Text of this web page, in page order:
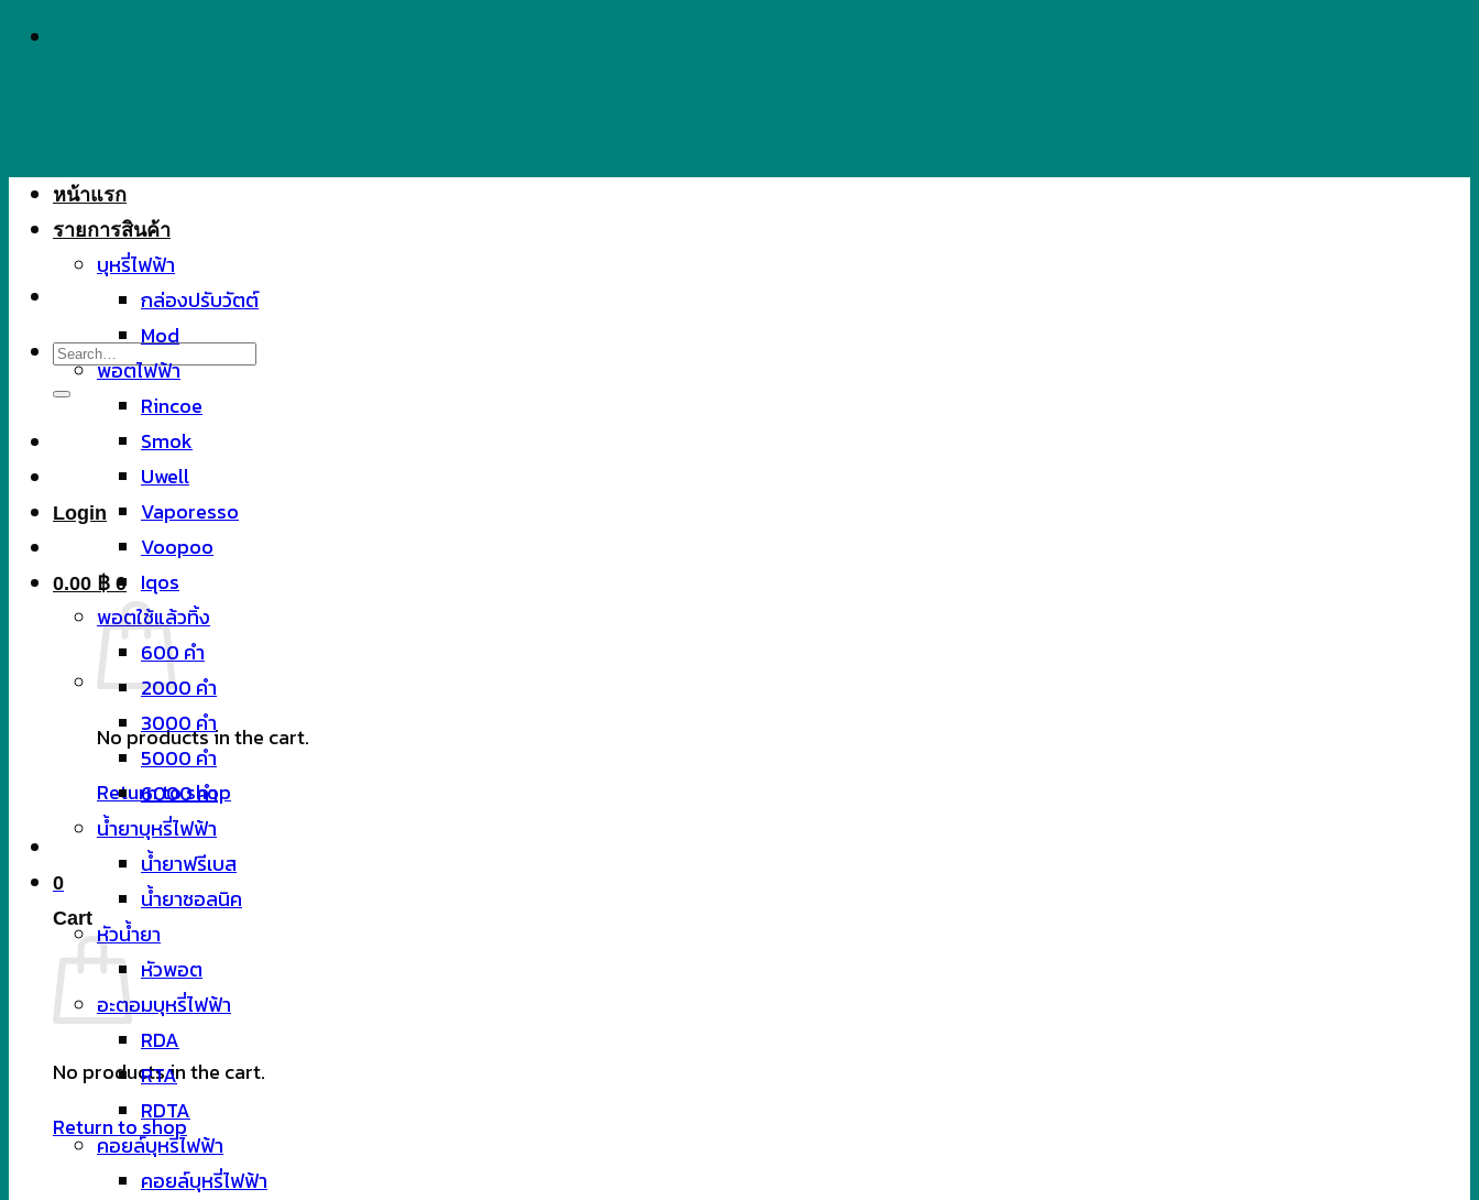
Skip
Search
for:
Login
0.00 ฿ 0
No products in the cart.
Return to shop
0
Cart
No products in the cart.
Return to shop
หน้าแรก
รายการสินค้า
บุหรี่ไฟฟ้า
กล่องปรับวัตต์
Mod
พอตไฟฟ้า
Rincoe
Smok
Uwell
Vaporesso
Voopoo
Iqos
พอตใช้แล้วทิ้ง
600 คำ
2000 คำ
3000 คำ
5000 คำ
6000 คำ
น้ำยาบุหรี่ไฟฟ้า
น้ำยาฟรีเบส
น้ำยาซอลนิค
หัวน้ำยา
หัวพอต
อะตอมบุหรี่ไฟฟ้า
RDA
RTA
RDTA
คอยล์บุหรี่ไฟฟ้า
คอยล์บุหรี่ไฟฟ้า